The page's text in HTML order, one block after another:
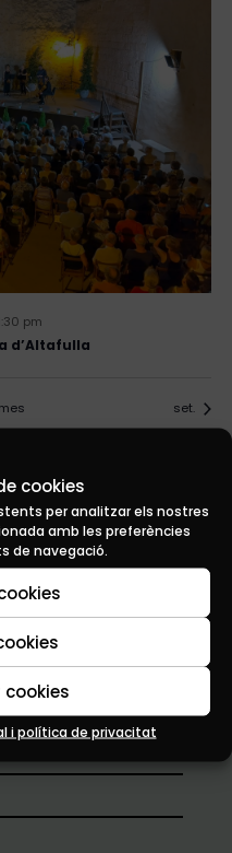
cookies
per analitzar els nostres
amb les preferències
de navegació.
i política de privacitat
pm
d’Altafulla
set.
calendari